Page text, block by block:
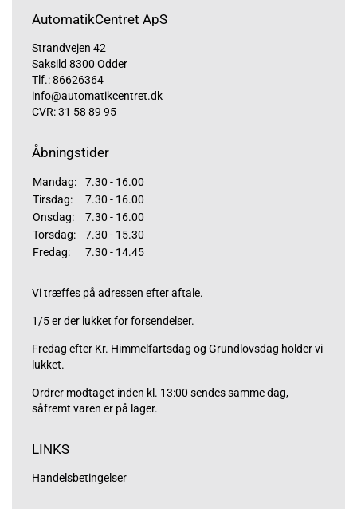
AutomatikCentret ApS
Strandvejen 42
Saksild 8300 Odder
Tlf.:86626364
info@automatikcentret.dk
CVR: 31 58 89 95
Åbningstider
Mandag:
7.30 - 16.00
Tirsdag:
7.30 - 16.00
Onsdag:
7.30 - 16.00
Torsdag:
7.30 - 15.30
Fredag:
7.30 - 14.45
Vi træffes på adressen efter aftale.
1/5 er der lukket for forsendelser.
Fredag efter Kr. Himmelfartsdag og Grundlovsdag holder vi
lukket.
Ordrer modtaget inden kl. 13:00 sendes samme dag,
såfremt varen er på lager.
LINKS
Handelsbetingelser